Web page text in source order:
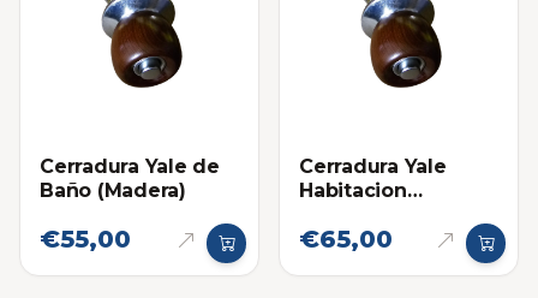
Cerradura Yale de
Baño (Madera)
€55,00
Cerradura Yale
Habitacion
€65,00